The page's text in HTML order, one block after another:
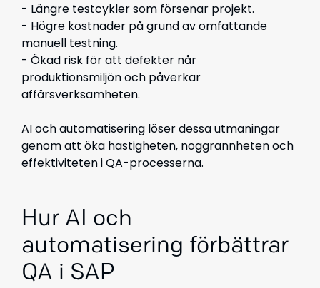
- Längre testcykler som försenar projekt.
- Högre kostnader på grund av omfattande
manuell testning.
- Ökad risk för att defekter når
produktionsmiljön och påverkar
affärsverksamheten.
AI och automatisering löser dessa utmaningar
genom att öka hastigheten, noggrannheten och
effektiviteten i QA-processerna.
Hur AI och
automatisering förbättrar
QA i SAP